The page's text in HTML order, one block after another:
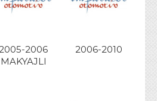
2006
MAKYAJLI
2006-2010